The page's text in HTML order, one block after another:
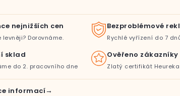
nejnižších cen
levněji? Dorovnáme.
Bezproblémové
Rychlé vyřízení do 7
sklad
do 2. pracovního dne
Ověřeno zákazníky
Zlatý certifikát Heureka
informací